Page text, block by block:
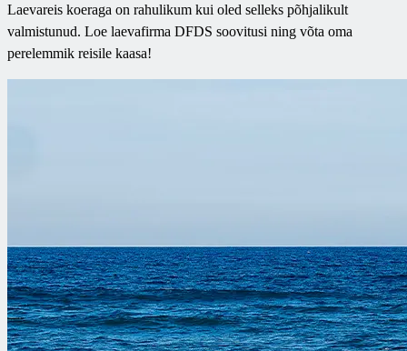
Laevareis koeraga on rahulikum kui oled selleks põhjalikult
valmistunud. Loe laevafirma DFDS soovitusi ning võta oma
perelemmik reisile kaasa!